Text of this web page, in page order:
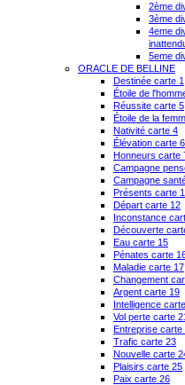
2ème
3ème
4eme
5eme
ORACLE DE BELLINE
Destinée carte 1
Étoile de
Réussite carte 5
Étoile de la
Nativité carte 4
Élévation carte 6
Honneurs carte
Campagne
Campagne
Présents carte
Départ carte 12
Inconstance
Découverte
Eau carte 15
Pénates carte
Maladie carte 17
Changement
Argent carte 19
Intelligence
Vol perte carte
Entreprise carte
Trafic carte 23
Nouvelle carte
Plaisirs carte 25
Paix carte 26